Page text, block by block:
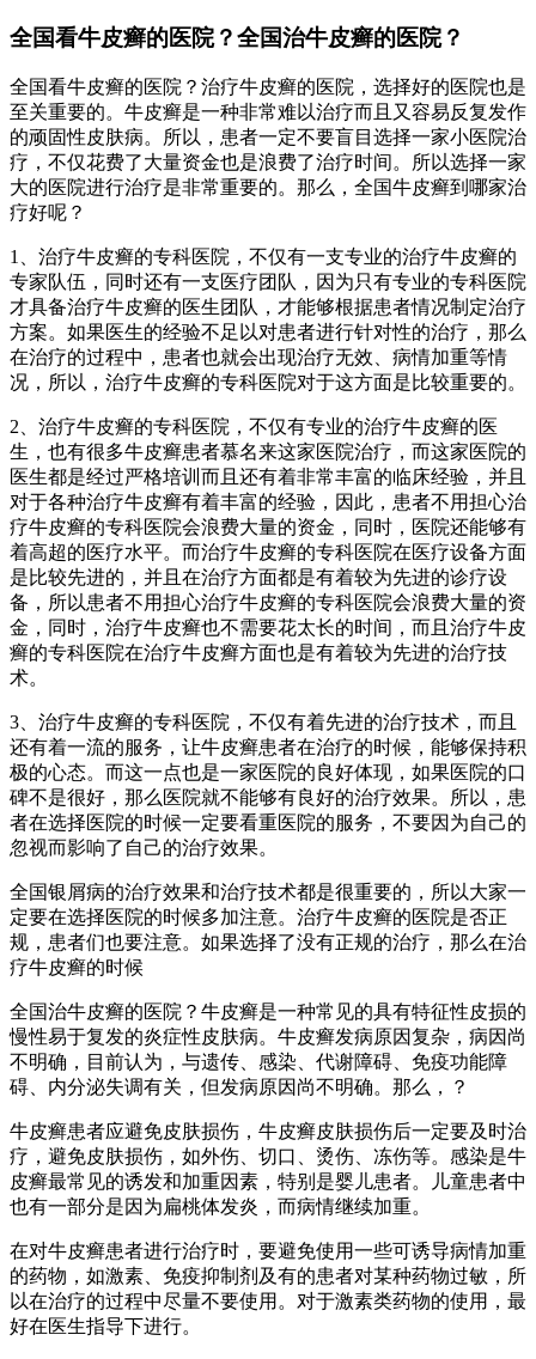
全国看牛皮癣的医院？全国治牛皮癣的医院？
全国看牛皮癣的医院？治疗牛皮癣的医院，选择好的医院也是
至关重要的。牛皮癣是一种非常难以治疗而且又容易反复发作
的顽固性皮肤病。所以，患者一定不要盲目选择一家小医院治
疗，不仅花费了大量资金也是浪费了治疗时间。所以选择一家
大的医院进行治疗是非常重要的。那么，全国牛皮癣到哪家治
疗好呢？
1、治疗牛皮癣的专科医院，不仅有一支专业的治疗牛皮癣的
专家队伍，同时还有一支医疗团队，因为只有专业的专科医院
才具备治疗牛皮癣的医生团队，才能够根据患者情况制定治疗
方案。如果医生的经验不足以对患者进行针对性的治疗，那么
在治疗的过程中，患者也就会出现治疗无效、病情加重等情
况，所以，治疗牛皮癣的专科医院对于这方面是比较重要的。
2、治疗牛皮癣的专科医院，不仅有专业的治疗牛皮癣的医
生，也有很多牛皮癣患者慕名来这家医院治疗，而这家医院的
医生都是经过严格培训而且还有着非常丰富的临床经验，并且
对于各种治疗牛皮癣有着丰富的经验，因此，患者不用担心治
疗牛皮癣的专科医院会浪费大量的资金，同时，医院还能够有
着高超的医疗水平。而治疗牛皮癣的专科医院在医疗设备方面
是比较先进的，并且在治疗方面都是有着较为先进的诊疗设
备，所以患者不用担心治疗牛皮癣的专科医院会浪费大量的资
金，同时，治疗牛皮癣也不需要花太长的时间，而且治疗牛皮
癣的专科医院在治疗牛皮癣方面也是有着较为先进的治疗技
术。
3、治疗牛皮癣的专科医院，不仅有着先进的治疗技术，而且
还有着一流的服务，让牛皮癣患者在治疗的时候，能够保持积
极的心态。而这一点也是一家医院的良好体现，如果医院的口
碑不是很好，那么医院就不能够有良好的治疗效果。所以，患
者在选择医院的时候一定要看重医院的服务，不要因为自己的
忽视而影响了自己的治疗效果。
全国银屑病的治疗效果和治疗技术都是很重要的，所以大家一
定要在选择医院的时候多加注意。治疗牛皮癣的医院是否正
规，患者们也要注意。如果选择了没有正规的治疗，那么在治
疗牛皮癣的时候
全国治牛皮癣的医院？牛皮癣是一种常见的具有特征性皮损的
慢性易于复发的炎症性皮肤病。牛皮癣发病原因复杂，病因尚
不明确，目前认为，与遗传、感染、代谢障碍、免疫功能障
碍、内分泌失调有关，但发病原因尚不明确。那么，？
牛皮癣患者应避免皮肤损伤，牛皮癣皮肤损伤后一定要及时治
疗，避免皮肤损伤，如外伤、切口、烫伤、冻伤等。感染是牛
皮癣最常见的诱发和加重因素，特别是婴儿患者。儿童患者中
也有一部分是因为扁桃体发炎，而病情继续加重。
在对牛皮癣患者进行治疗时，要避免使用一些可诱导病情加重
的药物，如激素、免疫抑制剂及有的患者对某种药物过敏，所
以在治疗的过程中尽量不要使用。对于激素类药物的使用，最
好在医生指导下进行。